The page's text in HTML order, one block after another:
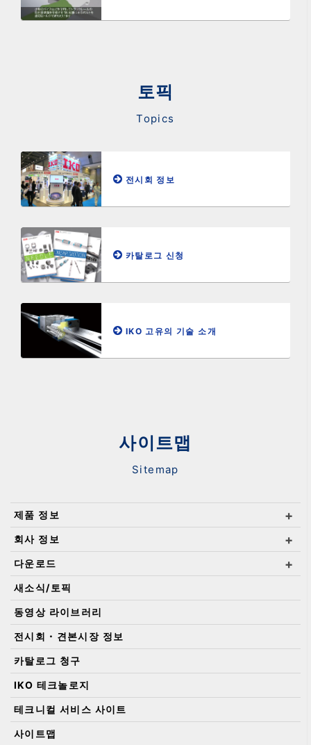
토픽
Topics
전시회 정보
카탈로그 신청
IKO 고유의 기술 소개
사이트맵
Sitemap
제품 정보
회사 정보
다운로드
새소식/토픽
동영상 라이브러리
전시회・견본시장 정보
카탈로그 청구
IKO 테크놀로지
테크니컬 서비스 사이트
사이트맵